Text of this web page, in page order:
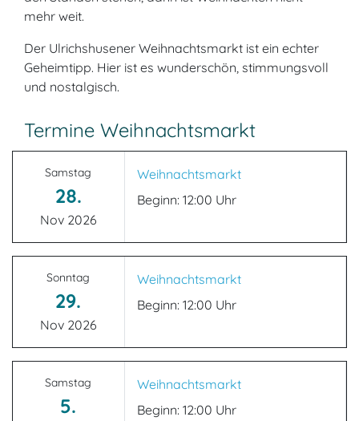
mehr weit.
Der Ulrichshusener Weihnachtsmarkt ist ein echter
Geheimtipp. Hier ist es wunderschön, stimmungsvoll
und nostalgisch.
Termine Weihnachtsmarkt
Samstag
28.
Nov 2026
Weihnachtsmarkt
Beginn: 12:00 Uhr
Sonntag
29.
Nov 2026
Weihnachtsmarkt
Beginn: 12:00 Uhr
Samstag
5.
Weihnachtsmarkt
Beginn: 12:00 Uhr